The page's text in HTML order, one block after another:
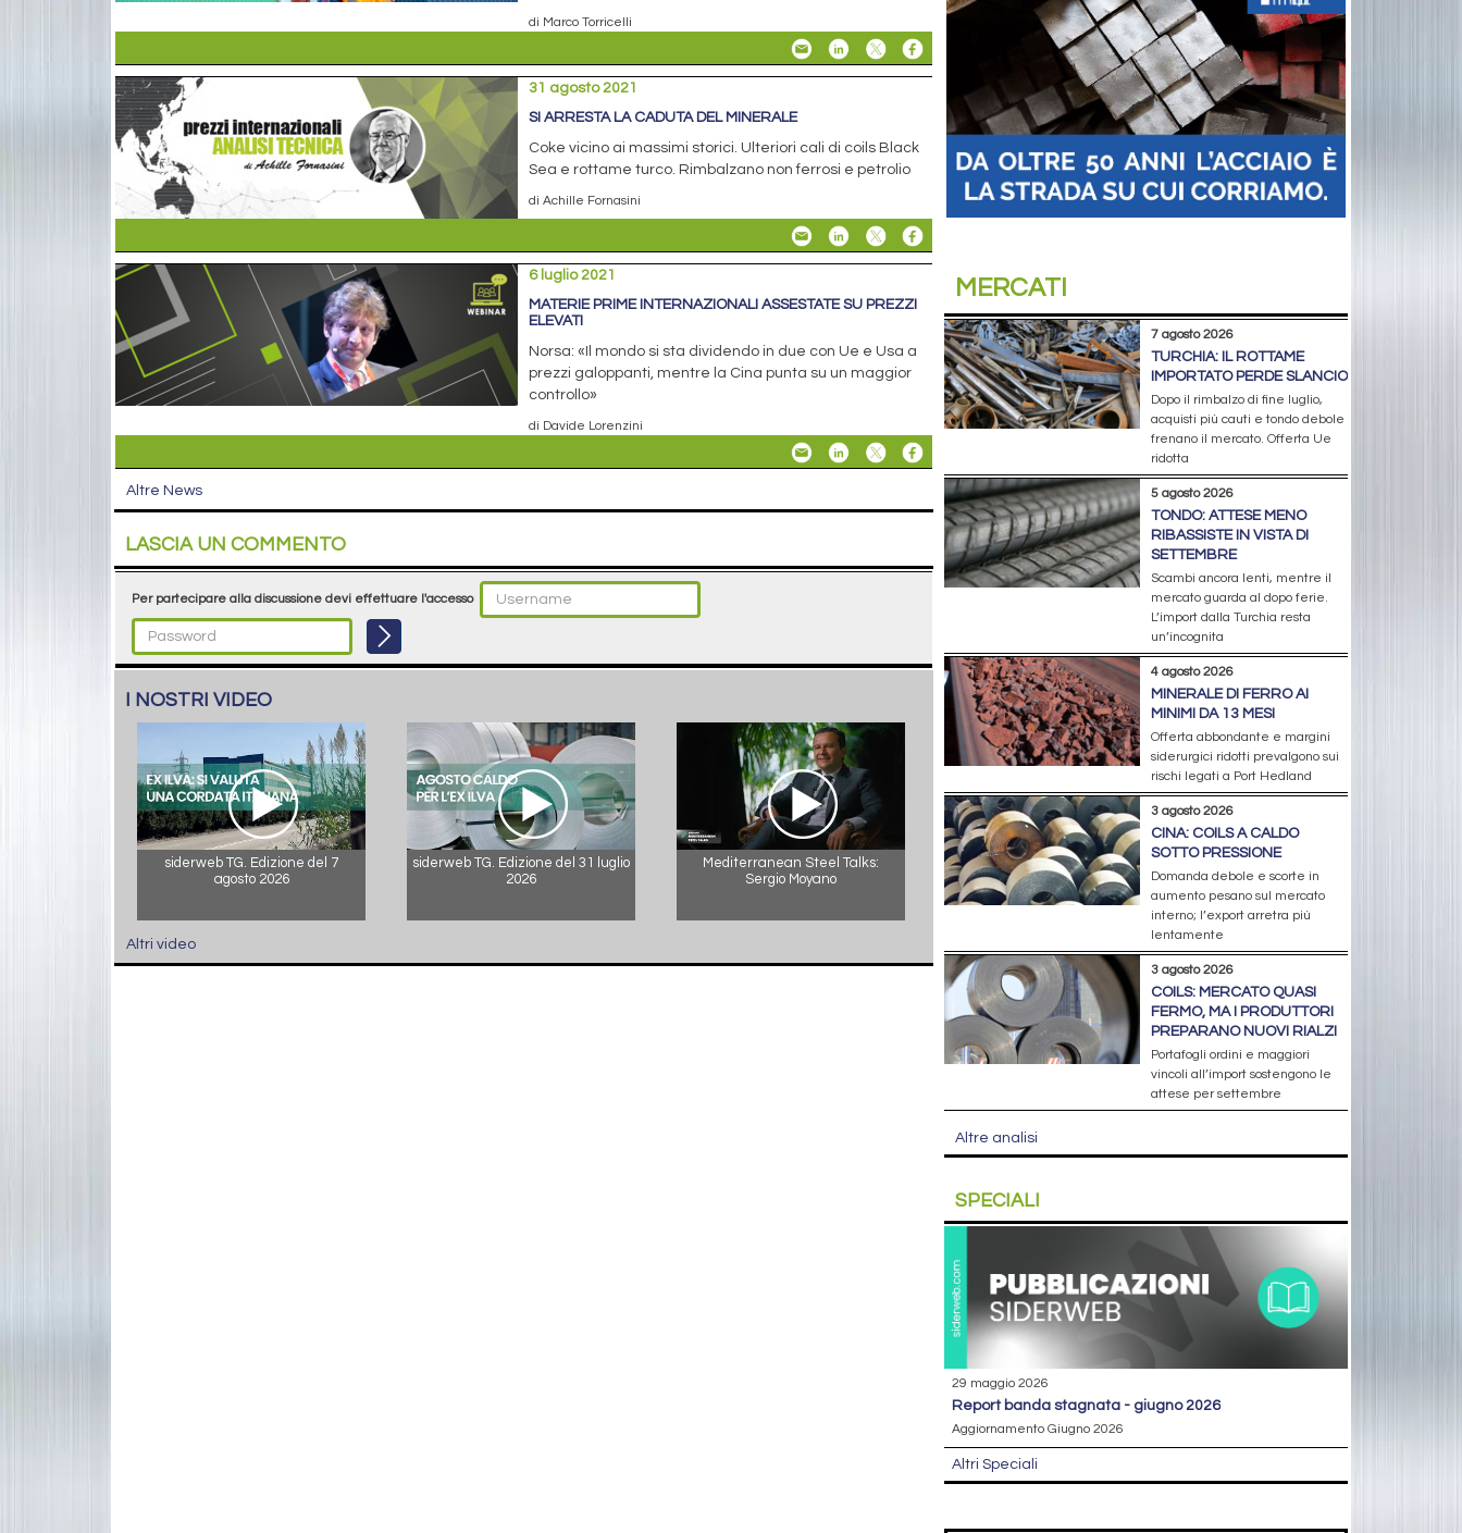
di Marco Torricelli
31 agosto 2021
SI ARRESTA LA CADUTA DEL MINERALE
Coke vicino ai massimi storici. Ulteriori cali di coils Black
Sea e rottame turco. Rimbalzano non ferrosi e petrolio
di Achille Fornasini
6 luglio 2021
MATERIE PRIME INTERNAZIONALI ASSESTATE SU PREZZI
ELEVATI
Norsa: «Il mondo si sta dividendo in due con Ue e Usa a
prezzi galoppanti, mentre la Cina punta su un maggior
controllo»
di Davide Lorenzini
Altre News
LASCIA UN COMMENTO
Per partecipare alla discussione devi effettuare l'accesso
I NOSTRI VIDEO
siderweb TG. Edizione del 7
agosto 2026
siderweb TG. Edizione del 31 luglio
2026
Mediterranean Steel Talks:
Sergio Moyano
Altri video
MERCATI
7 agosto 2026
TURCHIA: IL ROTTAME
IMPORTATO PERDE SLANCIO
Dopo il rimbalzo di fine luglio,
acquisti più cauti e tondo debole
frenano il mercato. Offerta Ue
ridotta
5 agosto 2026
TONDO: ATTESE MENO
RIBASSISTE IN VISTA DI
SETTEMBRE
Scambi ancora lenti, mentre il
mercato guarda al dopo ferie.
L’import dalla Turchia resta
un’incognita
4 agosto 2026
MINERALE DI FERRO AI
MINIMI DA 13 MESI
Offerta abbondante e margini
siderurgici ridotti prevalgono sui
rischi legati a Port Hedland
3 agosto 2026
CINA: COILS A CALDO
SOTTO PRESSIONE
Domanda debole e scorte in
aumento pesano sul mercato
interno; l’export arretra più
lentamente
3 agosto 2026
COILS: MERCATO QUASI
FERMO, MA I PRODUTTORI
PREPARANO NUOVI RIALZI
Portafogli ordini e maggiori
vincoli all’import sostengono le
attese per settembre
Altre analisi
SPECIALI
29 maggio 2026
report banda stagnata - giugno 2026
Aggiornamento Giugno 2026
Altri Speciali